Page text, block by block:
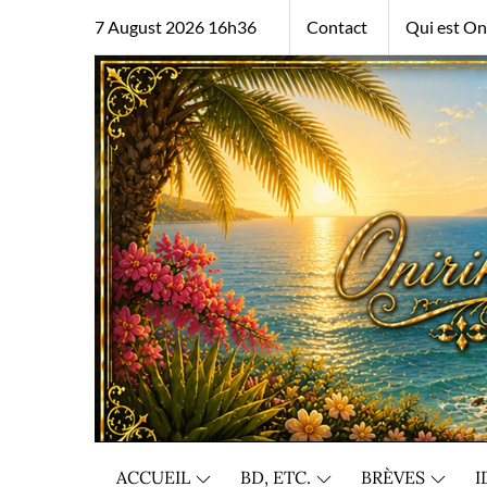
7 August 2026 16h36 Contact Qui est
ACCUEIL BD, ETC. BRÈVES